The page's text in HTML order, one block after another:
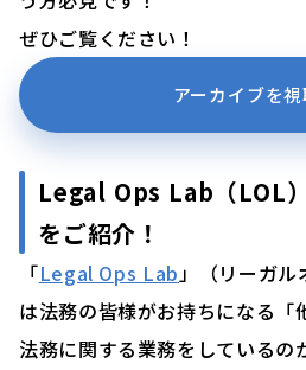
ぜひご覧ください！
アーカイブを
Legal Ops Lab（LOL
をご紹介！
「Legal Ops Lab 」（リーガ
は法務の皆様がお持ちになる「
法務に関する業務をしているの